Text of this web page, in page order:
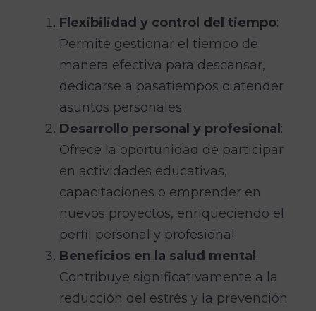
Flexibilidad y control del tiempo:
Permite gestionar el tiempo de
manera efectiva para descansar,
dedicarse a pasatiempos o atender
asuntos personales.
Desarrollo personal y profesional :
Ofrece la oportunidad de participar
en actividades educativas,
capacitaciones o emprender en
nuevos proyectos, enriqueciendo el
perfil personal y profesional.
Beneficios en la salud mental :
Contribuye significativamente a la
reducción del estrés y la prevención